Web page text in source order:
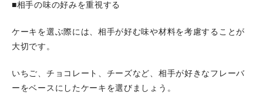
■相手の味の好みを重視する
ケーキを選ぶ際には、相手が好む味や材料を考慮することが
大切です。
いちご、チョコレート、チーズなど、相手が好きなフレーバ
ーをベースにしたケーキを選びましょう。